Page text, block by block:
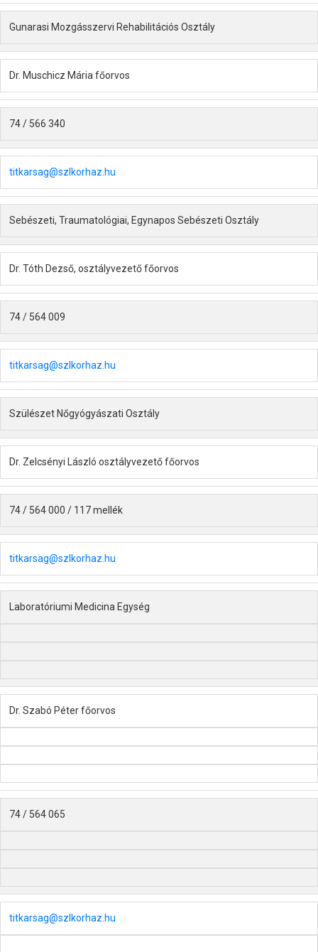
Gunarasi Mozgásszervi Rehabilitációs Osztály
Dr. Muschicz Mária főorvos
74 / 566 340
titkarsag@szlkorhaz.hu
Sebészeti, Traumatológiai, Egynapos Sebészeti Osztály
Dr. Tóth Dezső, osztályvezető főorvos
74 / 564 009
titkarsag@szlkorhaz.hu
Szülészet Nőgyógyászati Osztály
Dr. Zelcsényi László osztályvezető főorvos
74 / 564 000 / 117 mellék
titkarsag@szlkorhaz.hu
Laboratóriumi Medicina Egység
Dr. Szabó Péter főorvos
74 / 564 065
titkarsag@szlkorhaz.hu